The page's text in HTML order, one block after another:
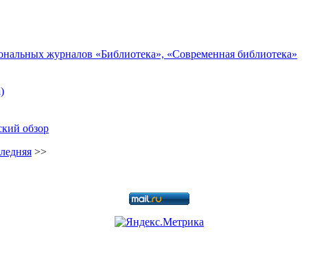
журналов «Библиотека», «Современная библиотека»
обзор
>>